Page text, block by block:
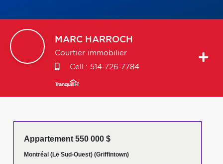
MARC HARROCH
Courtier immobilier
Cell.: 514-726-7784
Appartement 550 000 $
Montréal (Le Sud-Ouest) (Griffintown)